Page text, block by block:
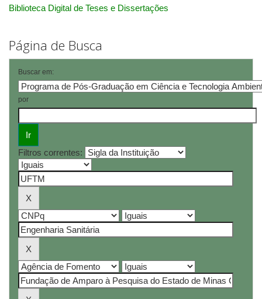
Biblioteca Digital de Teses e Dissertações
Página de Busca
Buscar em:
por
Filtros correntes: